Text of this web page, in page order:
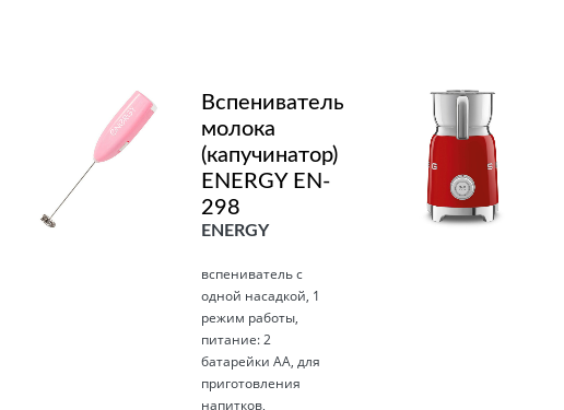
Вспениватель
молока
(капучинатор)
ENERGY EN-
298
ENERGY
вспениватель с
одной насадкой, 1
режим работы,
питание: 2
батарейки AA, для
приготовления
напитков,